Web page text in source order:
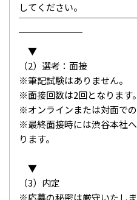
してください。
￣￣￣￣￣￣￣￣￣￣￣￣
￣￣￣￣￣￣￣
▼
（2）選考：面接
※筆記試験はありません。
※面接回数は2回となります。
※オンラインまたは対面での
※最終面接時には渋谷本社
ります。
▼
（3）内定